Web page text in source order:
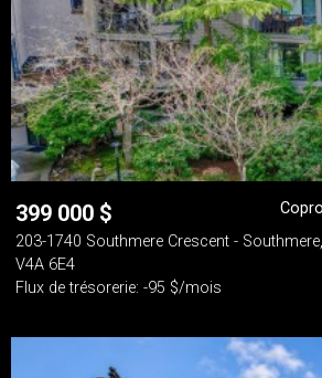
399 000 $
203-1740 Southmere Crescent -
V4A 6E4
Flux de trésorerie: -95 $/mois